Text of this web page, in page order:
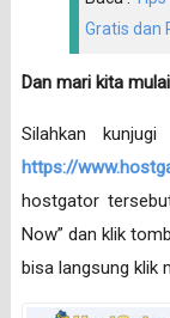
Gratis dan
Dan mari kita
Silahkan
https://
hostgator
Now” dan klik
bisa langsung klik